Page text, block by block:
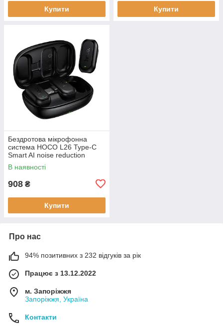
Купити Купити
Бездротова мікрофонна
система HOCO L26 Type-C
Smart AI noise reduction
wireless microphone Black
В наявності
908 ₴
Купити
Про нас
94% позитивних з 232 відгуків за рік
Працює з 13.12.2022
м. Запоріжжя
Запоріжжя, Україна
Контакти